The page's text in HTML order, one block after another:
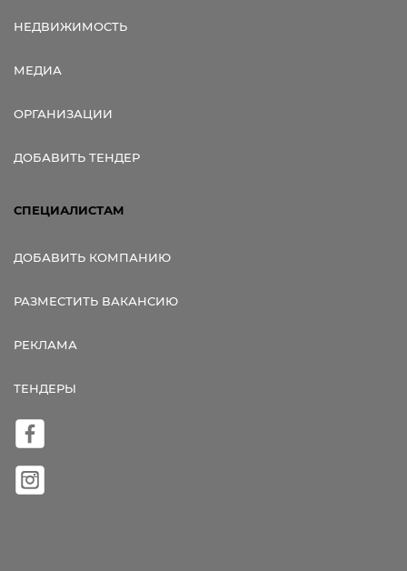
НЕДВИЖИМОСТЬ
МЕДИА
ОРГАНИЗАЦИИ
ДОБАВИТЬ ТЕНДЕР
СПЕЦИАЛИСТАМ
ДОБАВИТЬ КОМПАНИЮ
РАЗМЕСТИТЬ ВАКАНСИЮ
РЕКЛАМА
ТЕНДЕРЫ